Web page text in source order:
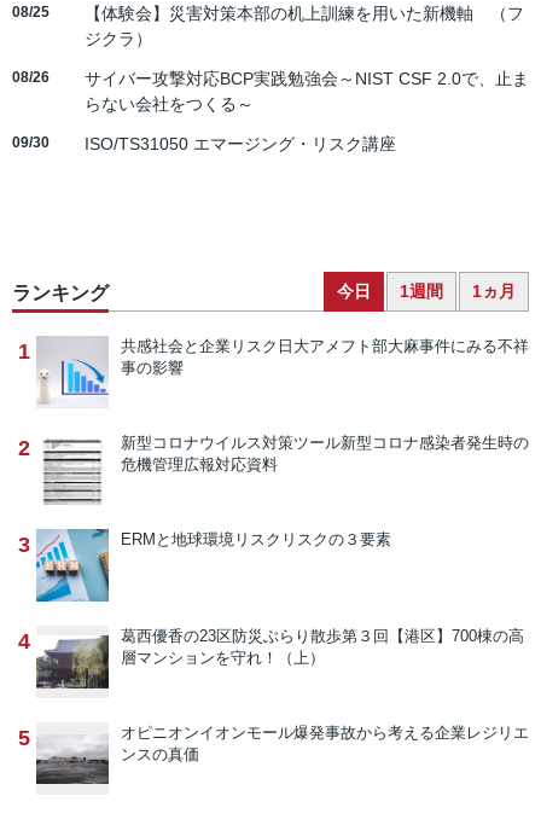
08/25
【体験会】災害対策本部の机上訓練を用いた新機軸 （フ
ジクラ）
08/26
サイバー攻撃対応BCP実践勉強会～NIST CSF 2.0で、止ま
らない会社をつくる～
09/30 ISO/TS31050 エマージング・リスク講座
ランキング 今日 1週間 1ヵ月
1 共感社会と企業リスク 日大アメフト部大麻事件にみる不祥
事の影響
2 新型コロナウイルス対策ツール新型コロナ感染者発生時の
危機管理広報対応資料
3 ERMと地球環境リスク リスクの３要素
4 葛西優香の23区防災ぶらり散歩第３回【港区】700棟の高
層マンションを守れ！（上）
5 オピニオンイオンモール爆発事故から考える企業レジリエ
ンスの真価